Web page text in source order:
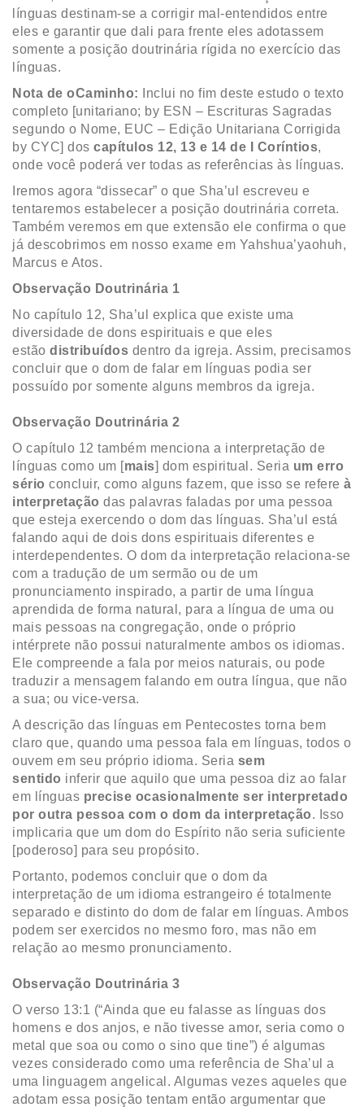
línguas destinam-se a corrigir mal-entendidos entre
eles e garantir que dali para frente eles adotassem
somente a posição doutrinária rígida no exercício das
línguas.
Nota de oCaminho: Inclui no fim deste estudo o texto
completo [unitariano; by ESN – Escrituras Sagradas
segundo o Nome, EUC – Edição Unitariana Corrigida
by CYC] dos capítulos 12, 13 e 14 de I Coríntios,
onde você poderá ver todas as referências às línguas.
Iremos agora “dissecar” o que Sha’ul escreveu e
tentaremos estabelecer a posição doutrinária correta.
Também veremos em que extensão ele confirma o que
já descobrimos em nosso exame em Yahshua’yaohuh,
Marcus e Atos.
Observação Doutrinária 1
No capítulo 12, Sha’ul explica que existe uma
diversidade de dons espirituais e que eles
estão distribuídos dentro da igreja. Assim, precisamos
concluir que o dom de falar em línguas podia ser
possuído por somente alguns membros da igreja.
Observação Doutrinária 2
O capítulo 12 também menciona a interpretação de
línguas como um [mais] dom espiritual. Seria um erro
sério concluir, como alguns fazem, que isso se refere à
interpretação das palavras faladas por uma pessoa
que esteja exercendo o dom das línguas. Sha’ul está
falando aqui de dois dons espirituais diferentes e
interdependentes. O dom da interpretação relaciona-se
com a tradução de um sermão ou de um
pronunciamento inspirado, a partir de uma língua
aprendida de forma natural, para a língua de uma ou
mais pessoas na congregação, onde o próprio
intérprete não possui naturalmente ambos os idiomas.
Ele compreende a fala por meios naturais, ou pode
traduzir a mensagem falando em outra língua, que não
a sua; ou vice-versa.
A descrição das línguas em Pentecostes torna bem
claro que, quando uma pessoa fala em línguas, todos o
ouvem em seu próprio idioma. Seria sem
sentido inferir que aquilo que uma pessoa diz ao falar
em línguas precise ocasionalmente ser interpretado
por outra pessoa com o dom da interpretação. Isso
implicaria que um dom do Espírito não seria suficiente
[poderoso] para seu propósito.
Portanto, podemos concluir que o dom da
interpretação de um idioma estrangeiro é totalmente
separado e distinto do dom de falar em línguas. Ambos
podem ser exercidos no mesmo foro, mas não em
relação ao mesmo pronunciamento.
Observação Doutrinária 3
O verso 13:1 (“Ainda que eu falasse as línguas dos
homens e dos anjos, e não tivesse amor, seria como o
metal que soa ou como o sino que tine”) é algumas
vezes considerado como uma referência de Sha’ul a
uma linguagem angelical. Algumas vezes aqueles que
adotam essa posição tentam então argumentar que